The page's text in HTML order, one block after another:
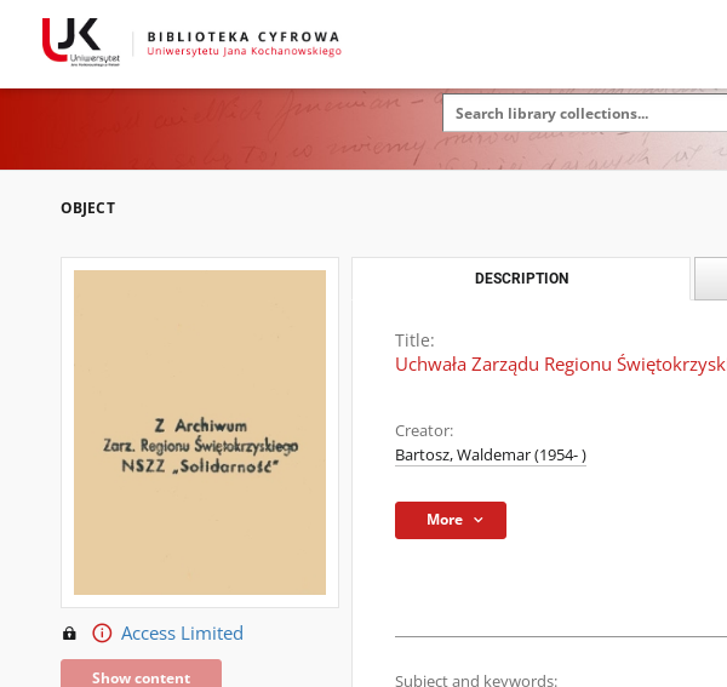
OBJECT
Access Limited
Show content
DESCRIPTION
Title:
Uchwała Zarządu Regionu
Creator:
Bartosz, Waldemar (1954- )
More
Subject and keywords: